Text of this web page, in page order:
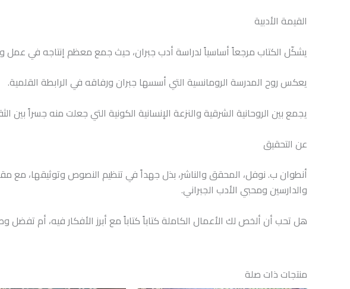
القيمة الأدبية
يشكّل الكتاب مرجعاً أساسياً لدراسة أدب جبران، حيث جمع معظم إنتاجه في عمل
يعكس روح المدرسة الرومانسية التي أسسها جبران ورفاقه في الرابطة القلمية.
يجمع بين الروحانية الشرقية والنزعة الإنسانية الكونية التي جعلت منه جسراً بين
عن التحقيق
أنطوان ب. نوفل، المحقق والناشر، بذل جهداً في تنظيم النصوص وتوثيقها، مع
والدارسين ومحبي الأدب الجبراني.
هل تحب أن ألخص لك الأعمال الكاملة كتاباً كتاباً مع أبرز الأفكار فيه، أم
منتجات ذات صلة